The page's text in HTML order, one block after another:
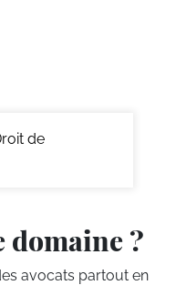
de
domaine ?
avocats partout en